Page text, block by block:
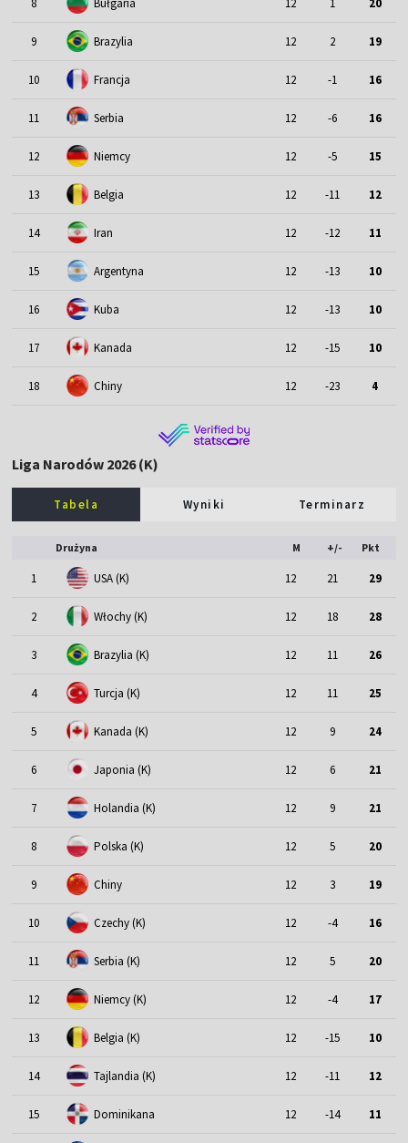
9 Brazylia 12 2 19
10 Francja 12 -1 16
11 Serbia 12 -6 16
12 Niemcy 12 -5 15
13 Belgia 12 -11 12
14 Iran 12 -12 11
15 Argentyna 12 -13 10
16 Kuba 12 -13 10
17 Kanada 12 -15 10
18 Chiny 12 -23 4
Liga Narodów 2026 (K)
Tabela Wyniki Terminarz
Drużyna M +/- Pkt
1 USA (K) 12 21 29
2 Włochy (K) 12 18 28
3 Brazylia (K) 12 11 26
4 Turcja (K) 12 11 25
5 Kanada (K) 12 9 24
6 Japonia (K) 12 6 21
7 Holandia (K) 12 9 21
8 Polska (K) 12 5 20
9 Chiny 12 3 19
10 Czechy (K) 12 -4 16
11 Serbia (K) 12 5 20
12 Niemcy (K) 12 -4 17
13 Belgia (K) 12 -15 10
14 Tajlandia (K) 12 -11 12
15 Dominikana 12 -14 11